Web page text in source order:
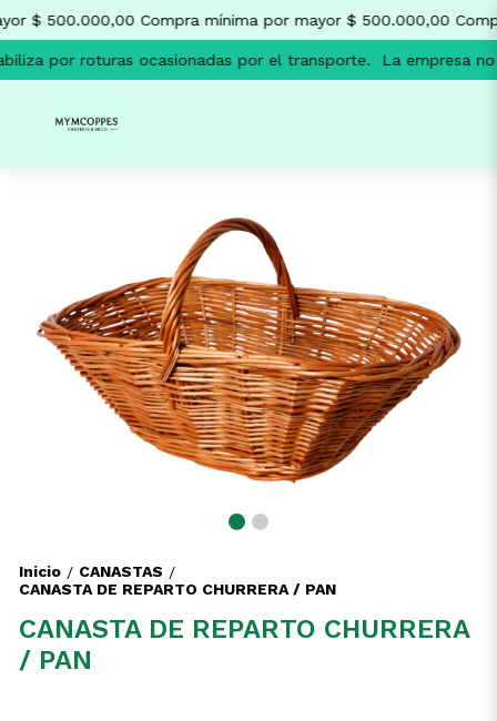
$ 500.000,00 Compra mínima por mayor $ 500.000,00
por roturas ocasionadas por el transporte. La empresa
Inicio / CANASTAS /
CANASTA DE REPARTO CHURRERA / PAN
CANASTA DE REPARTO CHURRERA
/ PAN